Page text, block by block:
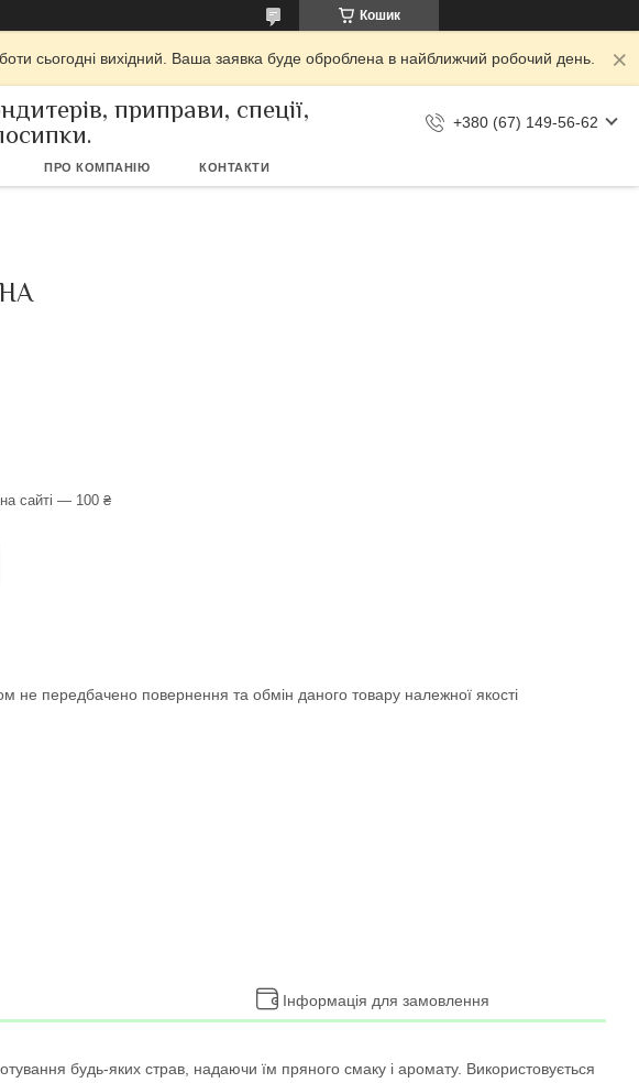
Кошик
сьогодні вихідний. Ваша заявка буде оброблена в найближчий робочий день.
приправи, спеції,
+380 (67) 149-56-62
ПРО КОМПАНІЮ КОНТАКТИ
сайті — 100 ₴
не передбачено повернення та обмін даного товару належної якості
Інформація для замовлення
будь-яких страв, надаючи їм пряного смаку і аромату. Використовується